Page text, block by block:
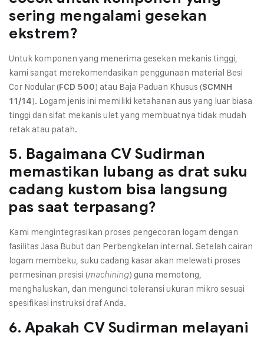
sering mengalami gesekan
ekstrem?
Untuk komponen yang menerima gesekan mekanis tinggi,
kami sangat merekomendasikan penggunaan material Besi
Cor Nodular (FCD 500) atau Baja Paduan Khusus (SCMNH
11/14). Logam jenis ini memiliki ketahanan aus yang luar biasa
tinggi dan sifat mekanis ulet yang membuatnya tidak mudah
retak atau patah.
5. Bagaimana CV Sudirman
memastikan lubang as drat suku
cadang kustom bisa langsung
pas saat terpasang?
Kami mengintegrasikan proses pengecoran logam dengan
fasilitas Jasa Bubut dan Perbengkelan internal. Setelah cairan
logam membeku, suku cadang kasar akan melewati proses
permesinan presisi (machining) guna memotong,
menghaluskan, dan mengunci toleransi ukuran mikro sesuai
spesifikasi instruksi draf Anda.
6. Apakah CV Sudirman melayani